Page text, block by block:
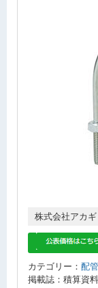
株式会社アカギ
カテゴリー： 配
掲載誌：積算資